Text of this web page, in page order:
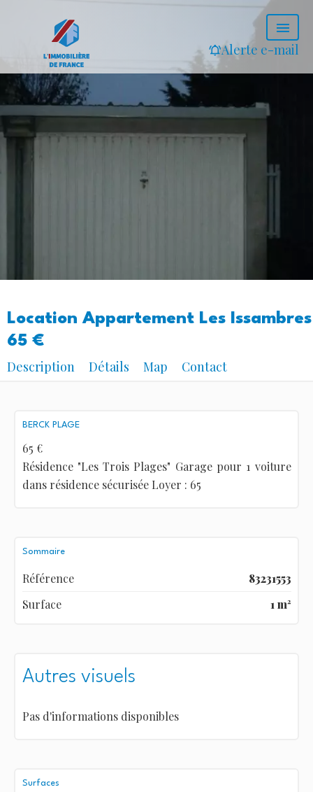
Alerte e-mail
Location Appartement Les Issambres
65 €
Description
Détails Map Contact
BERCK PLAGE
65 €
Résidence "Les Trois Plages" Garage pour 1 voiture
dans résidence sécurisée Loyer : 65
Sommaire
Référence
83231553
Surface
1 m²
Autres visuels
Pas d'informations disponibles
Surfaces